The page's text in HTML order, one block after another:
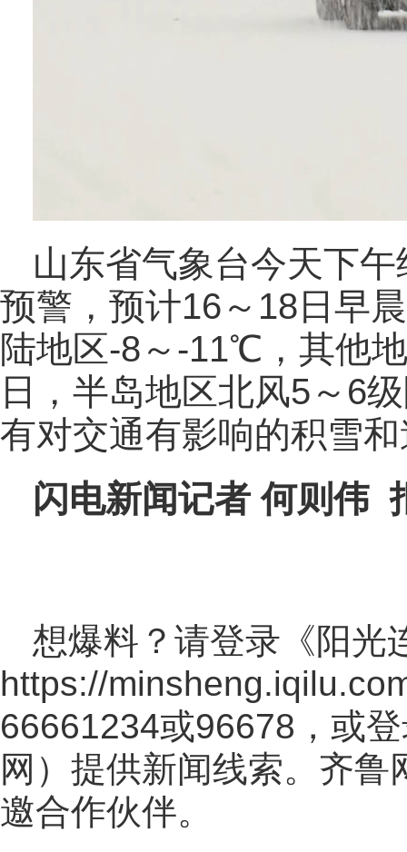
山东省气象台今天下
预警，预计16～18日早
陆地区-8～-11℃，其他
日，半岛地区北风5～6
有对交通有影响的积雪
闪电新闻记者 何则伟
想爆料？请登录《阳光
https://
66661234或96678，或
网 ）提供新闻线索。齐鲁
邀合作伙伴。